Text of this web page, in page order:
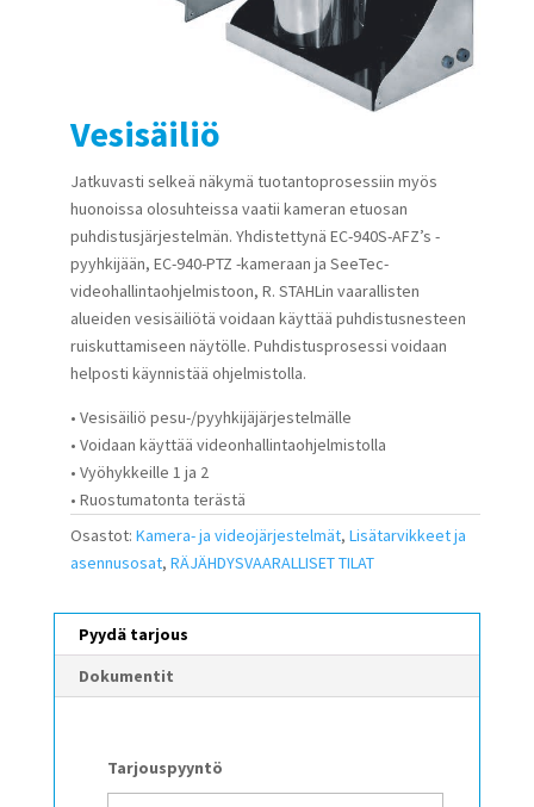
Vesisäiliö
Jatkuvasti selkeä näkymä tuotantoprosessiin myös
huonoissa olosuhteissa vaatii kameran etuosan
puhdistusjärjestelmän. Yhdistettynä EC-940S-AFZ’s -
pyyhkijään, EC-940-PTZ -kameraan ja SeeTec-
videohallintaohjelmistoon, R. STAHLin vaarallisten
alueiden vesisäiliötä voidaan käyttää puhdistusnesteen
ruiskuttamiseen näytölle. Puhdistusprosessi voidaan
helposti käynnistää ohjelmistolla.
• Vesisäiliö pesu-/pyyhkijäjärjestelmälle
• Voidaan käyttää videonhallintaohjelmistolla
• Vyöhykkeille 1 ja 2
• Ruostumatonta terästä
Osastot: Kamera- ja videojärjestelmät, Lisätarvikkeet ja
asennusosat, RÄJÄHDYSVAARALLISET TILAT
Pyydä tarjous
Dokumentit
Tarjouspyyntö